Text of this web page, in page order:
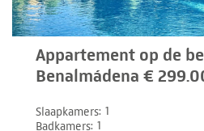
Appartement op de
Benalmádena €
Slaapkamers 1
Badkamers 1